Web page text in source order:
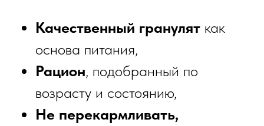
Качественный гранулят как
основа питания,
Рацион, подобранный по
возрасту и состоянию,
Не перекармливать,